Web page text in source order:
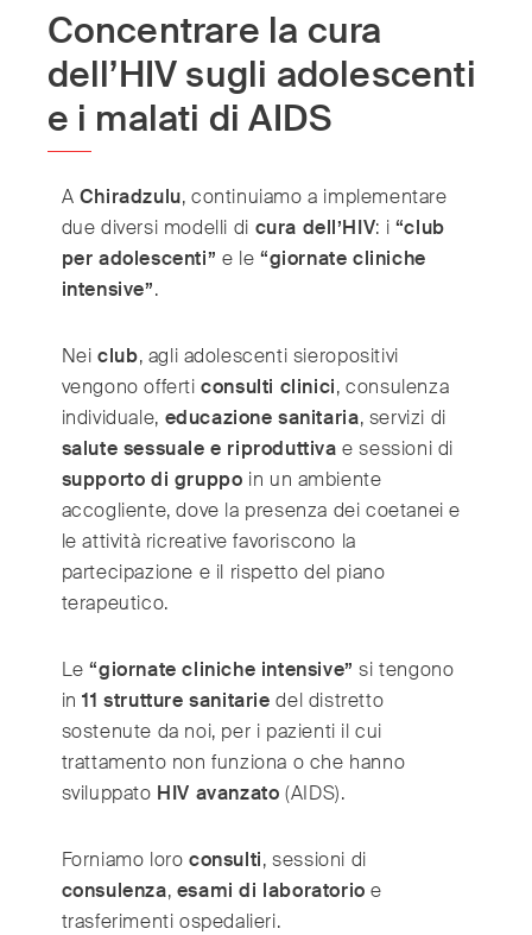
Concentrare la cura
dell’HIV sugli adolescenti
e i malati di AIDS
A Chiradzulu, continuiamo a implementare
due diversi modelli di cura dell’HIV: i “club
per adolescenti” e le “giornate cliniche
intensive”.
Neiclub, agli adolescenti sieropositivi
vengono offerticonsulti clinici, consulenza
individuale, educazione sanitaria, servizi di
salute sessuale e riproduttiva e sessioni di
supporto di gruppo in un ambiente
accogliente, dove la presenza dei coetanei e
le attività ricreative favoriscono la
partecipazione e il rispetto del piano
terapeutico.
Le “giornate cliniche intensive” si tengono
in 11 strutture sanitarie del distretto
sostenute da noi, per i pazienti il cui
trattamento non funziona o che hanno
sviluppato HIV avanzato (AIDS).
Forniamo loroconsulti, sessioni di
consulenza, esami di laboratorio e
trasferimenti ospedalieri.